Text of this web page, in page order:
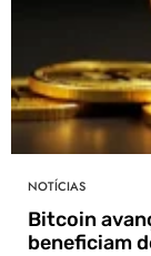
NOTÍCIAS
Bitcoin
beneficiam